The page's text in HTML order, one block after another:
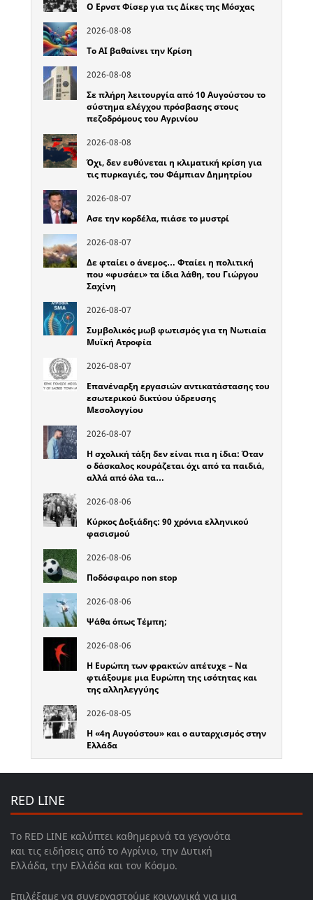
Ο Ερνστ Φίσερ για τις Δίκες της Μόσχας
2026-08-08
Το ΑΙ βαθαίνει την Κρίση
2026-08-08
Σε πλήρη λειτουργία από 10 Αυγούστου το
σύστημα ελέγχου πρόσβασης στους
πεζοδρόμους του Αγρινίου
2026-08-08
Όχι, δεν ευθύνεται η κλιματική κρίση για
τις πυρκαγιές, του Φάμπιαν Δημητρίου
2026-08-07
Ασε την κορδέλα, πιάσε το μυστρί
2026-08-07
Δε φταίει ο άνεμος… Φταίει η πολιτική
που «φυσάει» τα ίδια λάθη, του Γιώργου
Σαχίνη
2026-08-07
Συμβολικός μωβ φωτισμός για τη Νωτιαία
Μυϊκή Ατροφία
2026-08-07
Επανέναρξη εργασιών αντικατάστασης του
εσωτερικού δικτύου ύδρευσης
Μεσολογγίου
2026-08-07
Η σχολική τάξη δεν είναι πια η ίδια: Όταν
ο δάσκαλος κουράζεται όχι από τα παιδιά,
αλλά από όλα τα…
2026-08-06
Κύρκος Δοξιάδης: 90 χρόνια ελληνικού
φασισμού
2026-08-06
Ποδόσφαιρο non stop
2026-08-06
Ψάθα όπως Τέμπη;
2026-08-06
Η Ευρώπη των φρακτών απέτυχε – Να
φτιάξουμε μια Ευρώπη της ισότητας και
της αλληλεγγύης
2026-08-05
Η «4η Αυγούστου» και ο αυταρχισμός στην
Ελλάδα
RED LINE
Το RED LINE καλύπτει καθημερινά τα γεγονότα
και τις ειδήσεις από το Αγρίνιο, την Δυτική
Ελλάδα, την Ελλάδα και τον Κόσμο.
Επιλέξαμε να συνεργαστούμε κοινωνικά για μια